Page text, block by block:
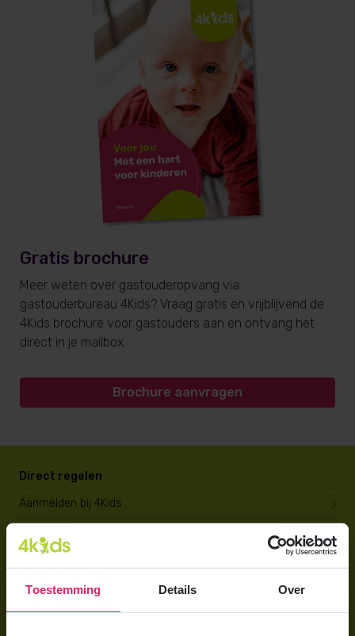
Toestemming Details Over
Gratis brochure
Meer weten over gastouderopvang via
gastouderbureau 4Kids? Vraag gratis en vrijblijvend de
4Kids brochure voor gastouders aan en ontvang het
direct in je mailbox.
Brochure aanvragen
Direct regelen
Aanmelden bij 4Kids
Brochure aanvragen
Voor ouders